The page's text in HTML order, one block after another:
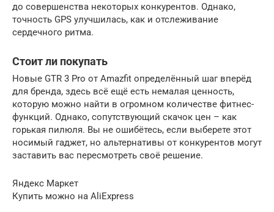
до совершенства некоторых конкурентов. Однако,
точность GPS улучшилась, как и отслеживание
сердечного ритма.
Стоит ли покупать
Новые GTR 3 Pro от Amazfit определённый шаг вперёд
для бренда, здесь всё ещё есть немалая ценность,
которую можно найти в огромном количестве фитнес-
функций. Однако, сопутствующий скачок цен – как
горькая пилюля. Вы не ошибётесь, если выберете этот
носимый гаджет, но альтернативы от конкурентов могут
заставить вас пересмотреть своё решение.
Яндекс Маркет
Купить можно на AliExpress